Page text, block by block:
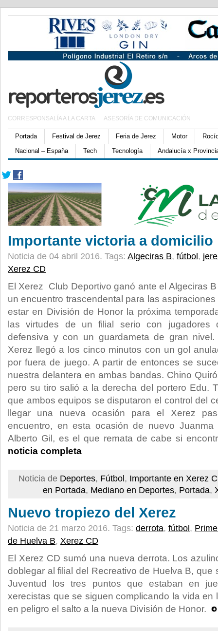
CORRESPONSALÍA A LA CARTA ASESORÍA DE COMUNICACIÓN
Portada Festival de Jerez Feria de Jerez Motor
Nacional – España
Tech Tecnología Andalucía x
Importante victoria a domicilio
Noticia de 04 abril 2016. Tags: Algeciras B, fútbol ,
Xerez CD
El Xerez Club Deportivo ganó ante el Algeciras
un encuentro trascendental para las
estar en División de Honor la próxima
las virtudes de un filial serio con jugadores
defensiva y con un guardameta de gran
Xerez llegó a los cinco minutos con un gol
por fuera de juego. A partir de entonces se
nuestra delantera en ambas bandas. Chino
pero su tiro salió a la derecha del portero Edu.
que ambos equipos se disputaron el control del
llegar una nueva ocasión para el Xerez
encuentro, en esta ocasión de nuevo
Alberto Gil, es el que remata de cabe si
noticia completa
Noticia de Deportes, Fútbol , Importante en Xerez
en Portada, Mediano en Deportes, Portada,
Nuevo tropiezo del Xerez
Noticia de 21 marzo 2016. Tags: derrota, fútbol ,
de Huelva B, Xerez CD
El Xerez CD sumó una nueva derrota. Los
doblegar al filial del Recreativo de Huelva B, que
Juventud los tres puntos que estaban en
xerecistas que se siguen complicando la vida en
en peligro el salto a la nueva División de Honor.